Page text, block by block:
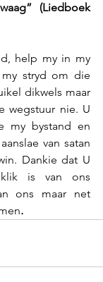
(Liedboek
help my in my
stryd om die
dikwels maar
wegstuur nie. U
my bystand en
van satan
Dankie dat U
is van ons
ons maar net
.